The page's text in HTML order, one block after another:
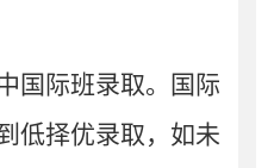
国际班录取。
国际
低择优录取， 如未